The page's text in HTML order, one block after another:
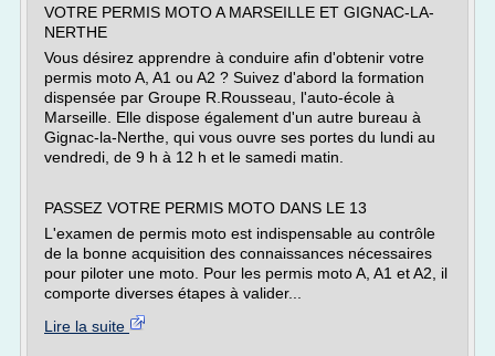
VOTRE PERMIS MOTO A MARSEILLE ET GIGNAC-LA-
NERTHE
Vous désirez apprendre à conduire afin d'obtenir votre
permis moto A, A1 ou A2 ? Suivez d'abord la formation
dispensée par Groupe R.Rousseau, l'auto-école à
Marseille. Elle dispose également d'un autre bureau à
Gignac-la-Nerthe, qui vous ouvre ses portes du lundi au
vendredi, de 9 h à 12 h et le samedi matin.
PASSEZ VOTRE PERMIS MOTO DANS LE 13
L'examen de permis moto est indispensable au contrôle
de la bonne acquisition des connaissances nécessaires
pour piloter une moto. Pour les permis moto A, A1 et A2, il
comporte diverses étapes à valider...
Lire la suite